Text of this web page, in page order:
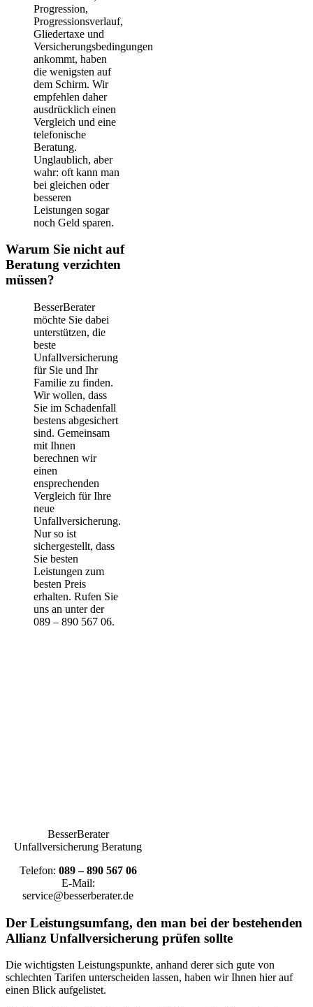
Progression,
Progressionsverlauf,
Gliedertaxe und
Versicherungsbedingungen
ankommt, haben
die wenigsten auf
dem Schirm. Wir
empfehlen daher
ausdrücklich einen
Vergleich und eine
telefonische
Beratung.
Unglaublich, aber
wahr: oft kann man
bei gleichen oder
besseren
Leistungen sogar
noch Geld sparen.
Warum Sie nicht auf
Beratung verzichten
müssen?
BesserBerater
möchte Sie dabei
unterstützen, die
beste
Unfallversicherung
für Sie und Ihr
Familie zu finden.
Wir wollen, dass
Sie im Schadenfall
bestens abgesichert
sind. Gemeinsam
mit Ihnen
berechnen wir
einen
ensprechenden
Vergleich für Ihre
neue
Unfallversicherung.
Nur so ist
sichergestellt, dass
Sie besten
Leistungen zum
besten Preis
erhalten. Rufen Sie
uns an unter der
089 – 890 567 06.
BesserBerater
Unfallversicherung Beratung
Telefon: 089 – 890 567 06
E-Mail:
service@besserberater.de
Der Leistungsumfang, den man bei der bestehenden
Allianz Unfallversicherung prüfen sollte
Die wichtigsten Leistungspunkte, anhand derer sich gute von
schlechten Tarifen unterscheiden lassen, haben wir Ihnen hier auf
einen Blick aufgelistet.